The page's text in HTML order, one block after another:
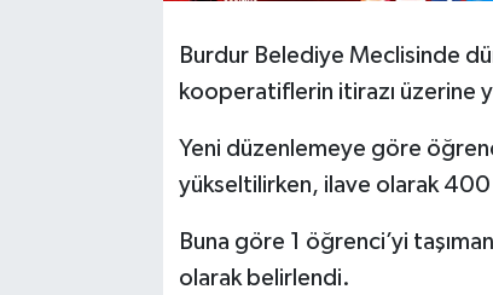
Burdur Belediye Meclisinde
kooperatiflerin itirazı üzerine
Yeni düzenlemeye göre
yükseltilirken, ilave olarak
Buna göre 1 öğrenci’yi
olarak belirlendi.